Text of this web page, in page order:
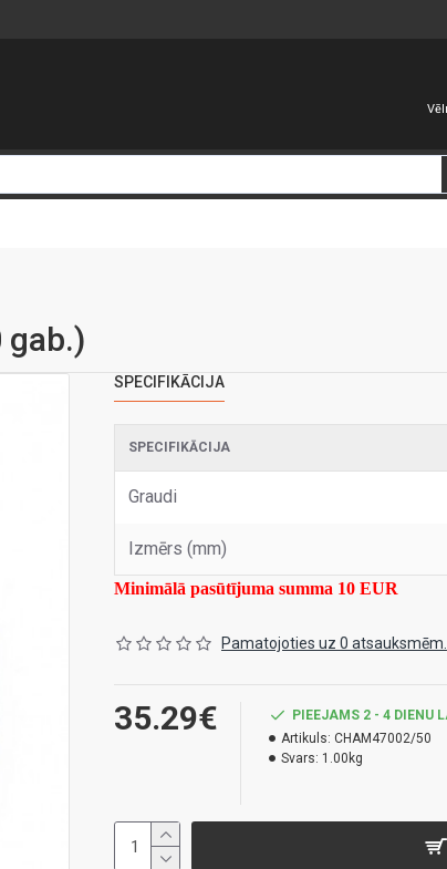
gab.)
SPECIFIKĀCIJA
SPECIFIKĀCIJA
Graudi
Izmērs (mm)
Minimālā pasūtījuma summa 10 EUR
Pamatojoties uz 0 atsauksmēm.
35.29€
PIEEJAMS 2 - 4 DIENU
Artikuls: CHAM47002/50
Svars: 1.00kg